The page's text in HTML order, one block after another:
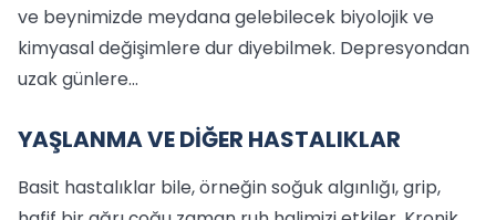
ve beynimizde meydana gelebilecek biyolojik ve
kimyasal değişimlere dur diyebilmek. Depresyondan
uzak günlere...
YAŞLANMA VE DİĞER HASTALIKLAR
Basit hastalıklar bile, örneğin soğuk algınlığı, grip,